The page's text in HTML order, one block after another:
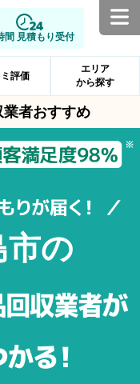
間 見積もり受付
評価
エリア
から探す
者おすすめ
市の